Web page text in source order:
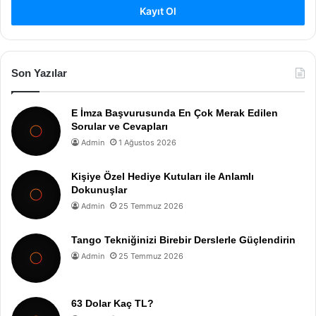
Kayıt Ol
Son Yazılar
E İmza Başvurusunda En Çok Merak Edilen
Sorular ve Cevapları
Admin 1 Ağustos 2026
Kişiye Özel Hediye Kutuları ile Anlamlı
Dokunuşlar
Admin 25 Temmuz 2026
Tango Tekniğinizi Birebir Derslerle Güçlendirin
Admin 25 Temmuz 2026
63 Dolar Kaç TL?